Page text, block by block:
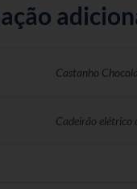
Castanho
Cadeirão elétrico